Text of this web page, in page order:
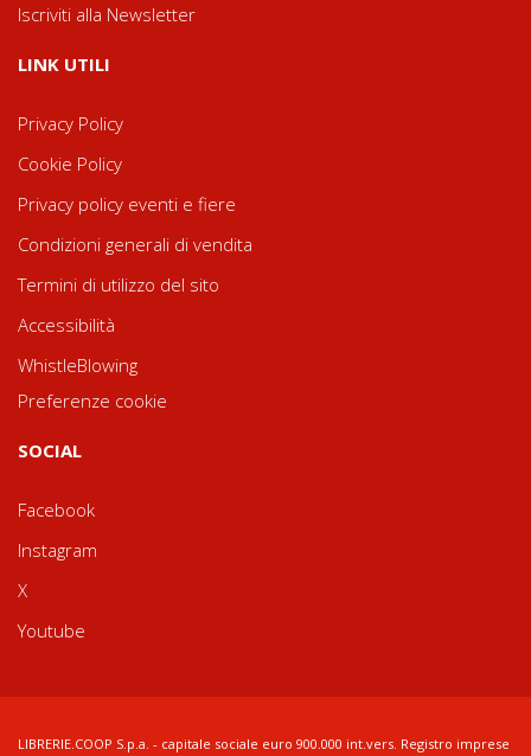
Iscriviti alla Newsletter
LINK UTILI
Privacy Policy
Cookie Policy
Privacy policy eventi e fiere
Condizioni generali di vendita
Termini di utilizzo del sito
Accessibilità
WhistleBlowing
Preferenze cookie
SOCIAL
Facebook
Instagram
X
Youtube
LIBRERIE.COOP S.p.a. - capitale sociale euro 900.000 int.vers. Registro imprese